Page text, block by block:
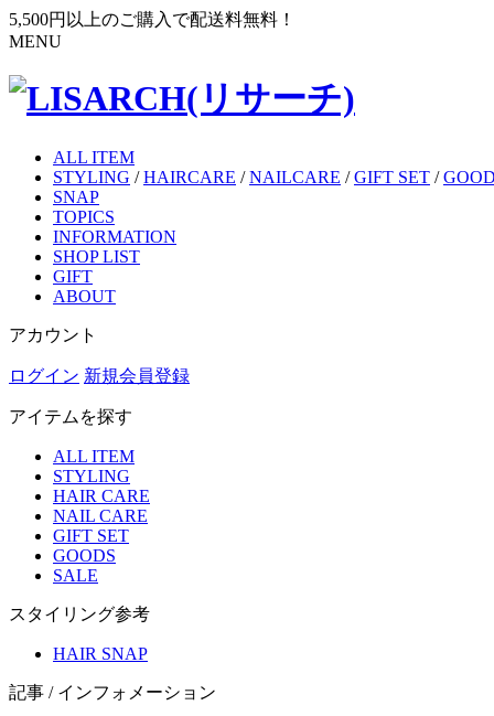
5,500円以上のご購入で配送料無料！
MENU
ALL ITEM
STYLING /HAIRCARE /NAILCARE /GIFT SET /
SNAP
TOPICS
INFORMATION
SHOP LIST
GIFT
ABOUT
アカウント
ログイン 新規会員登録
アイテムを探す
ALL ITEM
STYLING
HAIR CARE
NAIL CARE
GIFT SET
GOODS
SALE
スタイリング参考
HAIR SNAP
記事 / インフォメーション